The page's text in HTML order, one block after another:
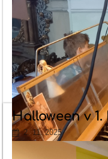
Halloween v 1.
2. 11. 2025